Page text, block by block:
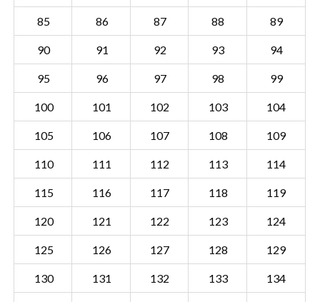
85 86 87 88 89
90 91 92 93 94
95 96 97 98 99
100 101 102 103 104
105 106 107 108 109
110 111 112 113 114
115 116 117 118 119
120 121 122 123 124
125 126 127 128 129
130 131 132 133 134
Sectie PMR00 K
Gemeente Purmerend
Details